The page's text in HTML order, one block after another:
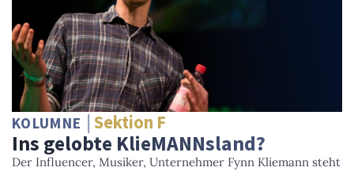
KOLUMNE Sektion F
Ins gelobte KlieMANNsland?
Der Influencer, Musiker, Unternehmer Fynn Kliemann steht